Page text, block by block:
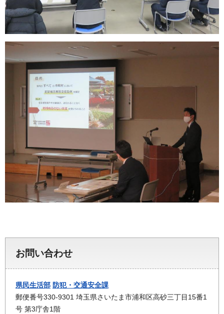
お問い合わせ
県民生活部 防犯・交通安全課
郵便番号330-9301 埼玉県さいたま市浦和区高砂三丁目15番1
号 第3庁舎1階